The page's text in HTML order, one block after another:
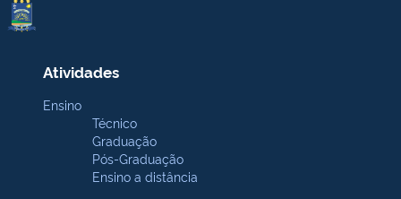
Atividades
Ensino
Técnico
Graduação
Pós-Graduação
Ensino a distância